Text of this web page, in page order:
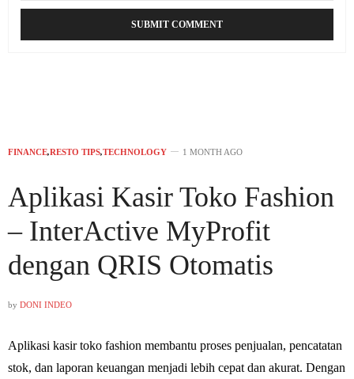
FINANCE,RESTO TIPS,TECHNOLOGY 1 MONTH AGO
Aplikasi Kasir Toko Fashion
– InterActive MyProfit
dengan QRIS Otomatis
by DONI INDEO
Aplikasi kasir toko fashion membantu proses penjualan, pencatatan
stok, dan laporan keuangan menjadi lebih cepat dan akurat. Dengan